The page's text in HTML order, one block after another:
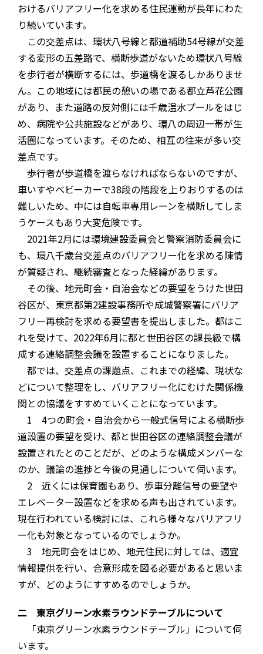
おけるバリアフリー化を求める住民運動が長年にわた
り続いています。
この交差点は、環状八号線と都道補助54号線が交差
する変形の五差路で、横断歩道がないため環状八号線
を歩行者が横断するには、歩道橋を渡るしかありませ
ん。この地域には都民の憩いの場である都立芦花公園
があり、また道路の反対側には千歳温水プールをはじ
め、病院や公共施設などがあり、環八の周辺一帯が生
活圏になっています。そのため、相互の往来が多い交
差点です。
歩行者が歩道橋を渡らなければならないのですが、
車いすやベビーカーで38段の階段を上りおりするのは
難しいため、中には自転車専用レーンを横断してしま
うケースもあり大変危険です。
2021年2月には環境建設委員会と警察消防委員会に
も、環八千歳台交差点のバリアフリー化を求める陳情
が質疑され、継続審査となった経緯があります。
その後、地元町会・自治会などの要望をうけた世田
谷区が、東京都第2建設事務所や成城警察署にバリア
フリー再検討を求める要望書を提出しました。都はこ
れを受けて、2022年6月に都と世田谷区の課長級で構
成する連絡調整会議を設置することになりました。
都では、交差点の課題点、これまでの経緯、現状な
どについて整理をし、バリアフリー化にむけた関係機
関との協議をすすめていくことになっています。
1 4つの町会・自治会から一般式信号による横断歩
道設置の要望を受け、都と世田谷区の連絡調整会議が
設置されたとのことだが、どのような構成メンバーな
のか、議論の進捗と今後の見通しについて伺います。
2 近くには保育園もあり、歩車分離信号の要望や
エレベーター設置などを求める声も出されています。
現在行われている検討には、これら様々なバリアフリ
ー化も対象となっているのでしょうか。
3 地元町会をはじめ、地元住民に対しては、適宜
情報提供を行い、合意形成を図る必要があると思いま
すが、どのようにすすめるのでしょうか。
二 東京グリーン水素ラウンドテーブルについて
「東京グリーン水素ラウンドテーブル」について伺
います。